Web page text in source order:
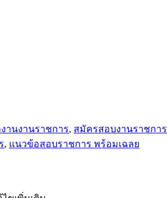
านงานราชการ, สมัครสอบงานราชการ
, แนวข้อสอบราชการ พร้อมเฉลย